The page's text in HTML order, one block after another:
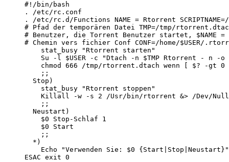
#!/bin/bash
. /etc/rc.conf
. /etc/rc.d/Functions NAME = Rtorrent
# Pfad der temporären Datei TMP=/tmp/
# Benutzer, die Torrent Benutzer startet, $NAME =
# Chemin vers fichier Conf CONF=/home/$USER/
    stat_busy "Rtorrent starten"
Su -l $USER -c "Dtach -n $TMP Rtorrent - n -o
chmod 666 /tmp/rtorrent.dtach wenn [ $? -gt
    ;;
  Stop)
    stat_busy "Rtorrent stoppen"
Killall -w -s 2 /Usr/bin/rtorrent &> /Dev/
    ;;
  Neustart)
    $0 Stop-Schlaf 1
    $0 Start
    ;;
  *)
    Echo "Verwenden Sie: $0 {Start|Stop|Neustart}"
ESAC exit 0